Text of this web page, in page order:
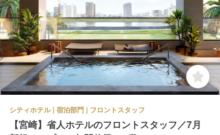
シティホテル | 宿泊部門 | フロントスタッフ
【宮崎】省人ホテルのフロントスタッフ／7月